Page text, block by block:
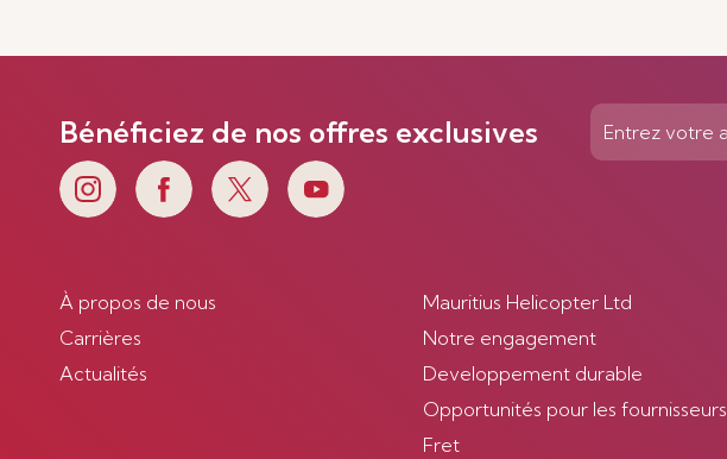
Bénéficiez de nos offres exclusives
À propos de nous
Carrières
Actualités
Mauritius Helicopter Ltd
Notre engagement
Developpement durable
Opportunités pour les fournisseurs
Fret